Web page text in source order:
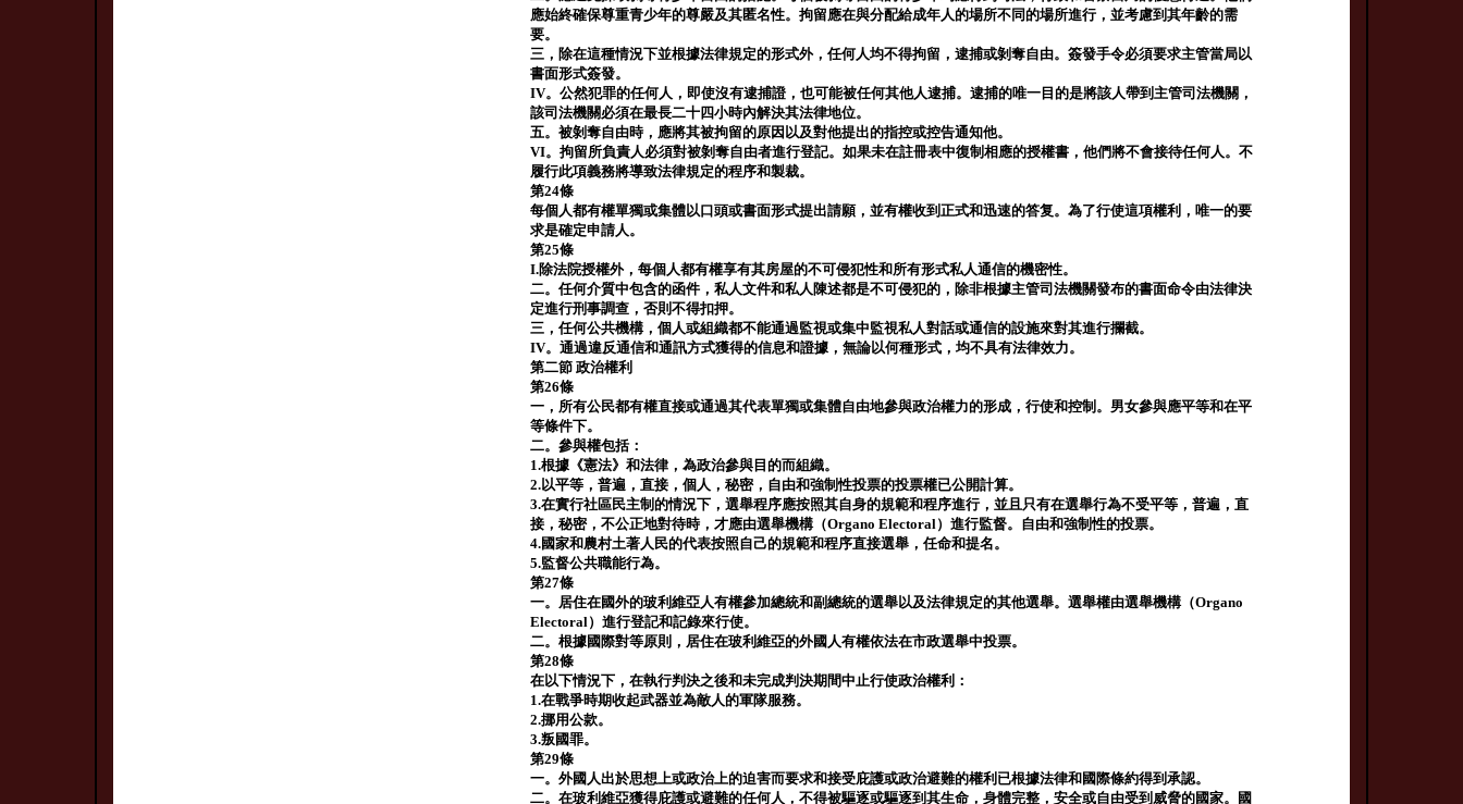
應始終確保尊重青少年的尊嚴及其匿名性。拘留應在與分配給成年人的場所不同的場所進行，並考慮到其年齡的需
要。
三，除在這種情況下並根據法律規定的形式外，任何人均不得拘留，逮捕或剝奪自由。簽發手令必須要求主管當局以
書面形式簽發。
IV。公然犯罪的任何人，即使沒有逮捕證，也可能被任何其他人逮捕。逮捕的唯一目的是將該人帶到主管司法機關，
該司法機關必須在最長二十四小時內解決其法律地位。
五。被剝奪自由時，應將其被拘留的原因以及對他提出的指控或控告通知他。
VI。拘留所負責人必須對被剝奪自由者進行登記。如果未在註冊表中復制相應的授權書，他們將不會接待任何人。不
履行此項義務將導致法律規定的程序和製裁。
第24條
每個人都有權單獨或集體以口頭或書面形式提出請願，並有權收到正式和迅速的答复。為了行使這項權利，唯一的要
求是確定申請人。
第25條
I.除法院授權外，每個人都有權享有其房屋的不可侵犯性和所有形式私人通信的機密性。
二。任何介質中包含的函件，私人文件和私人陳述都是不可侵犯的，除非根據主管司法機關發布的書面命令由法律決
定進行刑事調查，否則不得扣押。
三，任何公共機構，個人或組織都不能通過監視或集中監視私人對話或通信的設施來對其進行攔截。
IV。通過違反通信和通訊方式獲得的信息和證據，無論以何種形式，均不具有法律效力。
第二節 政治權利
第26條
一，所有公民都有權直接或通過其代表單獨或集體自由地參與政治權力的形成，行使和控制。男女參與應平等和在平
等條件下。
二。參與權包括：
1.根據《憲法》和法律，為政治參與目的而組織。
2.以平等，普遍，直接，個人，秘密，自由和強制性投票的投票權已公開計算。
3.在實行社區民主制的情況下，選舉程序應按照其自身的規範和程序進行，並且只有在選舉行為不受平等，普遍，直
接，秘密，不公正地對待時，才應由選舉機構（Organo Electoral）進行監督。自由和強制性的投票。
4.國家和農村土著人民的代表按照自己的規範和程序直接選舉，任命和提名。
5.監督公共職能行為。
第27條
一。居住在國外的玻利維亞人有權參加總統和副總統的選舉以及法律規定的其他選舉。選舉權由選舉機構（Organo
Electoral）進行登記和記錄來行使。
二。根據國際對等原則，居住在玻利維亞的外國人有權依法在市政選舉中投票。
第28條
在以下情況下，在執行判決之後和未完成判決期間中止行使政治權利：
1.在戰爭時期收起武器並為敵人的軍隊服務。
2.挪用公款。
3.叛國罪。
第29條
一。外國人出於思想上或政治上的迫害而要求和接受庇護或政治避難的權利已根據法律和國際條約得到承認。
二。在玻利維亞獲得庇護或避難的任何人，不得被驅逐或驅逐到其生命，身體完整，安全或自由受到威脅的國家。國